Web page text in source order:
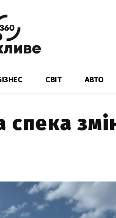
СВІТ АВТО
спека